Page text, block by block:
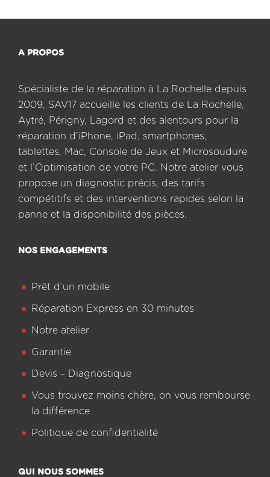
A PROPOS
Spécialiste de la réparation à La Rochelle depuis
2009, SAV17 accueille les clients de La Rochelle,
Aytré, Périgny, Lagord et des alentours pour la
réparation d’iPhone, iPad, smartphones,
tablettes, Mac, Console de Jeux et Microsoudure
et l’Optimisation de votre PC. Notre atelier vous
propose un diagnostic précis, des tarifs
compétitifs et des interventions rapides selon la
panne et la disponibilité des pièces.
NOS ENGAGEMENTS
Prêt d’un mobile
Réparation Express en 30 minutes
Notre atelier
Garantie
Devis – Diagnostique
Vous trouvez moins chère, on vous rembourse
la différence
Politique de confidentialité
QUI NOUS SOMMES